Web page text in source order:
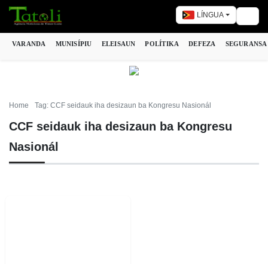
LÍNGUA
VARANDA MUNISÍPIU ELEISAUN POLÍTIKA DEFEZA SEGURANSA
Home Tag: CCF seidauk iha desizaun ba Kongresu Nasionál
CCF seidauk iha desizaun ba Kongresu
Nasionál